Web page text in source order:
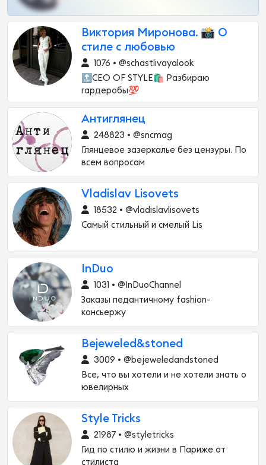
Виктория Миронова. 📸 О
стиле с любовью
1076 • @schastlivayalook
🔝CEO OF STYLE🛍 Разбираю
гардеробы💯
Антиглянец
248823 • @sncmag
Глянцевое зазеркалье без цензуры. По
всем вопросам
Vladislav Lisovets
18532 • @vladislavlisovets
Самый стильный и смелый Lis
InDuo
1031 • @InDuoChannel
Заказы педантичному fashion-
консьержу
Bejeweled&stoned
3009 • @bejeweledandstoned
Все, что вы хотели и не хотели знать о
ювелирных
Style Tricks
21987 • @styletricks
Гид по стилю и жизни в Париже от
стилиста